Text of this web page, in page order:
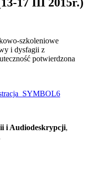
17 III 2015r.)
szkoleniowe
i dysfagii z
potwierdzona
i Audiodeskrypcji,